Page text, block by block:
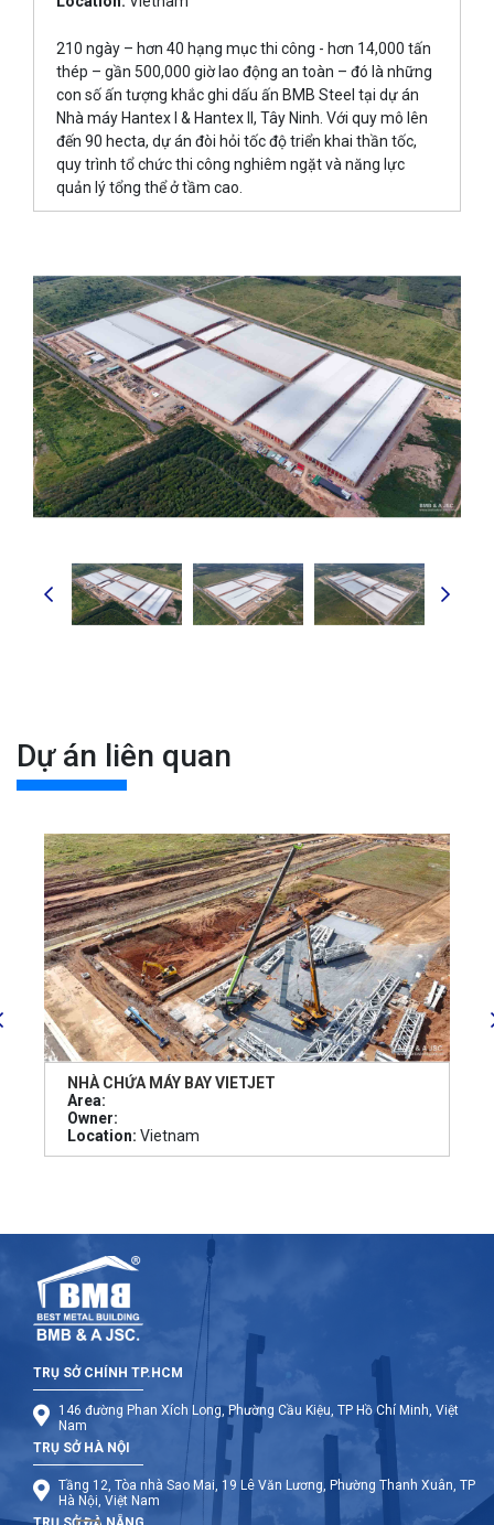
210 ngày – hơn 40 hạng mục thi công - hơn 14,000 tấn
thép – gần 500,000 giờ lao động an toàn – đó là những
con số ấn tượng khắc ghi dấu ấn BMB Steel tại dự án
Nhà máy Hantex I & Hantex II, Tây Ninh. Với quy mô lên
đến 90 hecta, dự án đòi hỏi tốc độ triển khai thần tốc,
quy trình tổ chức thi công nghiêm ngặt và năng lực
quản lý tổng thể ở tầm cao.
Dự án liên quan
NHÀ CHỨA MÁY BAY VIETJET
Area:
Owner:
Location: Vietnam
TRỤ SỞ CHÍNH TP.HCM
146 đường Phan Xích Long, Phường Cầu Kiệu, TP Hồ Chí Minh, Việt
Nam
TRỤ SỞ HÀ NỘI
Tầng 12, Tòa nhà Sao Mai, 19 Lê Văn Lương, Phường Thanh Xuân, TP
Hà Nội, Việt Nam